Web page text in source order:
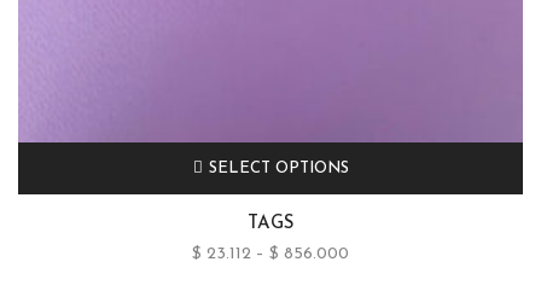
SELECT OPTIONS
TAGS
$ 23.112 – $ 856.000